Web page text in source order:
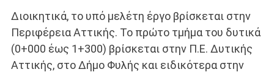
Διοικητικά, το υπό μελέτη έργο βρίσκεται στην
Περιφέρεια Αττικής. Το πρώτο τμήμα του δυτικά
(0+000 έως 1+300) βρίσκεται στην Π.Ε. Δυτικής
Αττικής, στο Δήμο Φυλής και ειδικότερα στην